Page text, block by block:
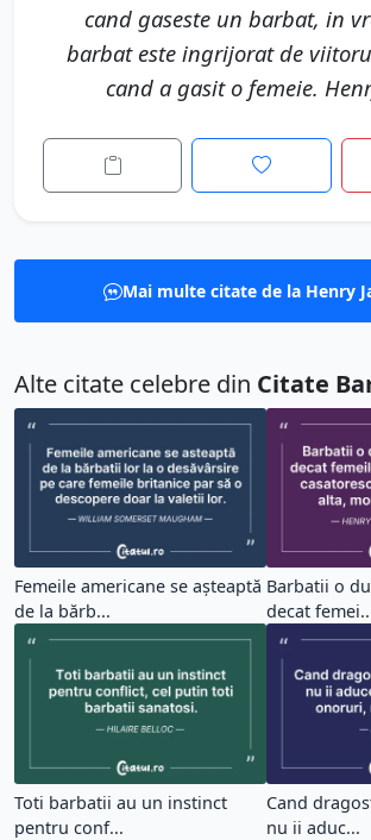
cand gaseste un barbat, in
barbat este ingrijorat de
cand a gasit o femeie.
Mai multe citate de la Henry
Alte citate celebre din Citate
Femeile americane se așteaptă
de la bărb...
Barbatii o
decat
Toti barbatii au un instinct
pentru conf...
Cand
nu ii aduc...